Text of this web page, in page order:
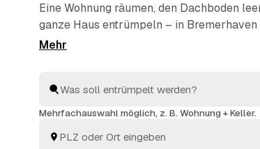
Eine Wohnung räumen, den Dachboden
ganze Haus entrümpeln – in
selbst auf die Suche nach einem Betrieb
Haushaltsauflösung: Sie vergleichen,
entsorgt.
Mehrfachauswahl möglich, z. B. Wohnung + Keller.